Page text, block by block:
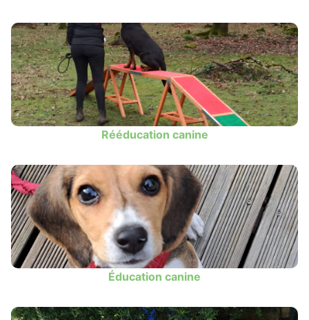
Rééducation canine
Éducation canine